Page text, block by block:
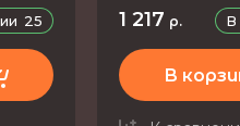
25 В
1 217 р.
В